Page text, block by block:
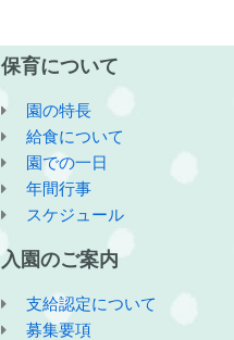
保育について
園の特長
給食について
園での一日
年間行事
スケジュール
入園のご案内
支給認定について
募集要項